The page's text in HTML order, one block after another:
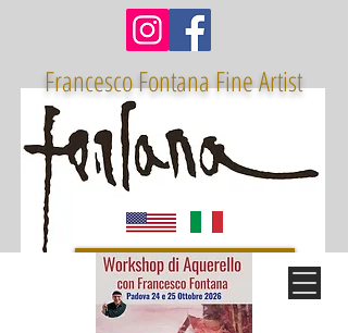
Francesco Fontana Fine Artist
Receive the Artist Letter